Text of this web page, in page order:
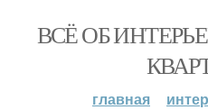
ВСЁ ОБ
главная